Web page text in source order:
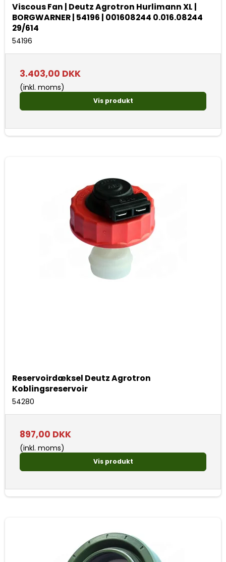
Viscous Fan | Deutz Agrotron Hurlimann XL |
BORGWARNER | 54196 | 001608244 0.016.08244
29/614
54196
3.403,00 DKK
(inkl. moms)
Vis produkt
Reservoirdæksel Deutz Agrotron
Koblingsreservoir
54280
897,00 DKK
(inkl. moms)
Vis produkt